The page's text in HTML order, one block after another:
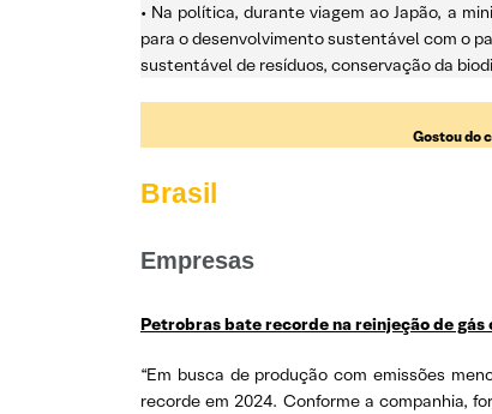
• Na política, durante viagem ao Japão, a
para o desenvolvimento sustentável com o
sustentável de resíduos, conservação da
Gostou do
Brasil
Empresas
Petrobras bate recorde na reinjeção de gás
“Em busca de produção com emissões
recorde em 2024. Conforme a companhia,